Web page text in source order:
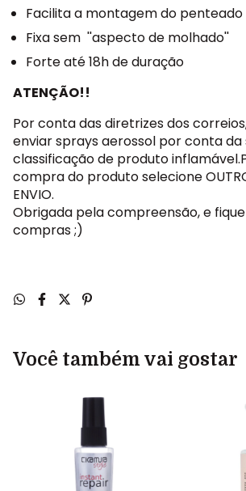
Facilita a montagem do penteado
Fixa sem ''aspecto de molhado''
Forte até 18h de duração
ATENÇÃO!!
Por conta das diretrizes dos
enviar sprays aerossol por conta da
classificação de produto
compra do produto selecione
ENVIO.
Obrigada pela compreensão, e
compras ;)
Você também vai gostar